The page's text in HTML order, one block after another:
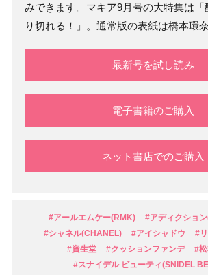
みできます。マキア9月号の大特集は
り切れる！」。通常版の表紙は橋本環
最新号を試し読み
電子書籍のご購入
ネット書店でのご購入
#アールエムケー(RMK)
#アディクショ
#シャネル(CHANEL)
#アイシャドウ #
#資生堂
#クッションファンデ
#
#スナイデル ビューティ(SNIDEL